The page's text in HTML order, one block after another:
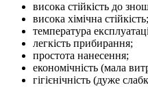
висока стійкість до
висока хімічна стійкість;
температура
легкість прибирання;
простота нанесення;
економічність (мала
гігієнічність (дуже